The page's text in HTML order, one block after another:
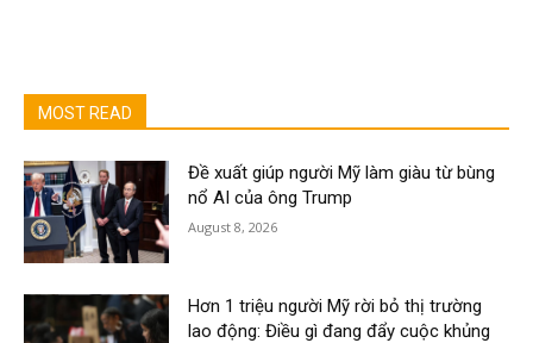
MOST READ
Đề xuất giúp người Mỹ làm giàu từ bùng
nổ AI của ông Trump
August 8, 2026
Hơn 1 triệu người Mỹ rời bỏ thị trường
lao động: Điều gì đang đẩy cuộc khủng